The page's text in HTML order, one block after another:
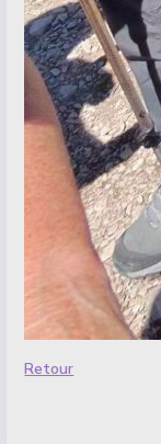
Retour